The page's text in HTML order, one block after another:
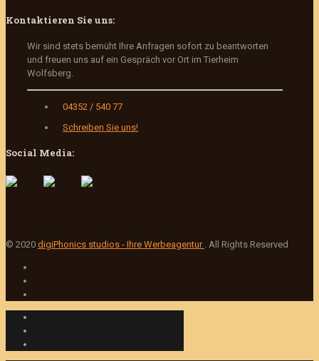
Kontaktieren Sie uns:
Wir sind stets bemüht Ihre Anfragen sofort zu beantworten
und freuen uns auf ein Gespräch vor Ort im Tierheim
Wolfsberg.
04352 / 540 77
Schreiben Sie uns!
Social Media:
© 2020 digiPhonics studios - Ihre Werbeagentur . All Rights Reserved